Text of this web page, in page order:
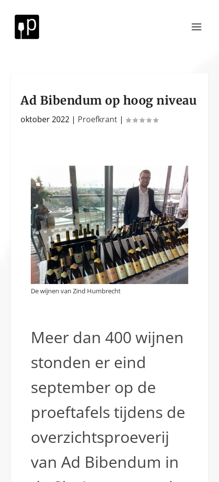
Ad Bibendum op hoog niveau
oktober 2022 | Proefkrant |
De wijnen van Zind Humbrecht
Meer dan 400 wijnen
stonden er eind
september op de
proeftafels tijdens de
overzichtsproeverij
van Ad Bibendum in